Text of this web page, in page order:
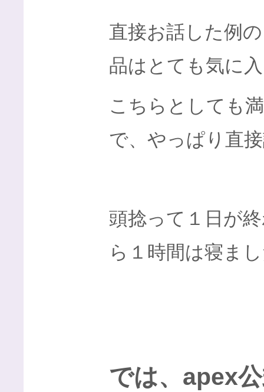
直接お話した例
品はとても気に
こちらとしても
で、やっぱり直
頭捻って１日が
ら１時間は寝ま
では、apex